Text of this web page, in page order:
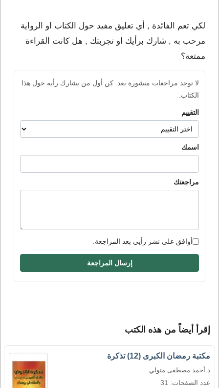
لكي تعم الفائدة , أي تعليق مفيد حول الكتاب او الرواية
مرحب به , شارك برأيك او تجربتك , هل كانت القراءة
ممتعة؟
لا توجد مراجعات منشورة بعد. كن أول من يشارك رأيه حول هذا
الكتاب.
التقييم
اسمك
مراجعتك
أوافق على نشر رأيي بعد المراجعة.
إرسال المراجعة
إقرأ أيضاً من هذه الكتب
مكتبة رمضان الكبرى (12) تذكرة
د.أحمد مصطفى متولي
عدد الصفحات: 31